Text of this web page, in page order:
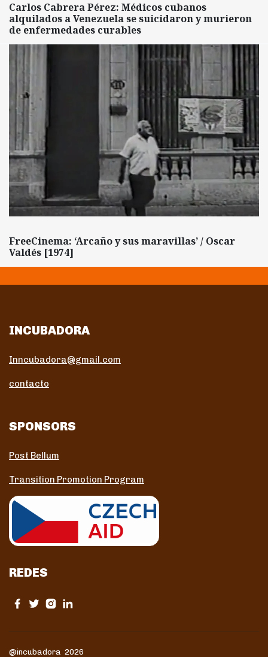
Carlos Cabrera Pérez: Médicos cubanos
alquilados a Venezuela se suicidaron y murieron
de enfermedades curables
FreeCinema: ‘Arcaño y sus maravillas’ / Oscar
Valdés [1974]
INCUBADORA
Inncubadora@gmail.com
contacto
SPONSORS
Post Bellum
Transition Promotion Program
REDES
@incubadora 2026